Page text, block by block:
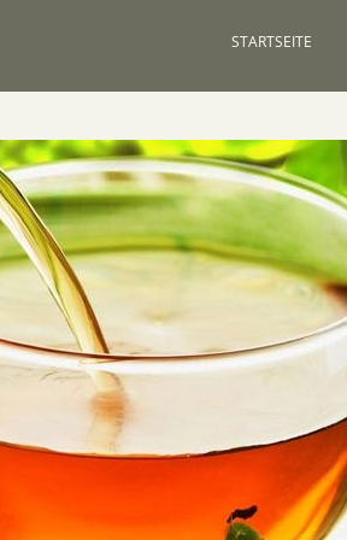
STARTSEITE